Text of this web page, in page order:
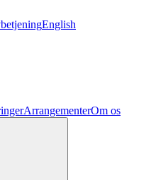
English
ArrangementerOm os